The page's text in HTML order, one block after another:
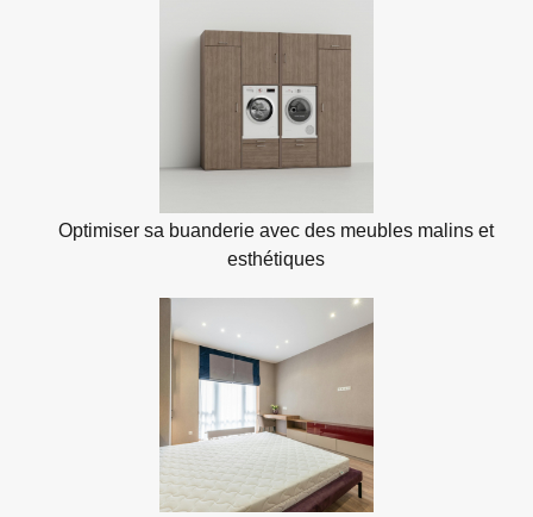
Optimiser sa buanderie avec des meubles malins et
esthétiques